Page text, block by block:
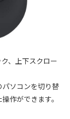
、上下スクロー
ソコンを切り替
作ができます。